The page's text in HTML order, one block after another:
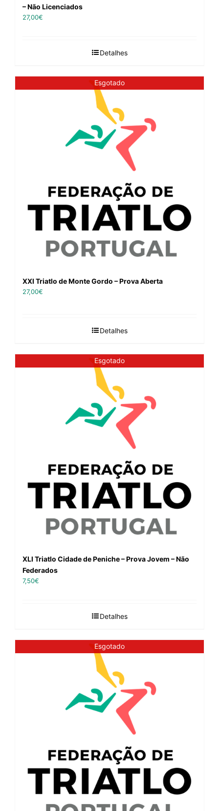
– Não Licenciados
27,00€
Detalhes
Esgotado
XXI Triatlo de Monte Gordo – Prova Aberta
27,00€
Detalhes
Esgotado
XLI Triatlo Cidade de Peniche – Prova Jovem – Não
Federados
7,50€
Detalhes
Esgotado